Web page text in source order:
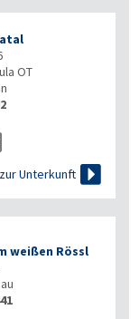
OT
zur Unterkunft 
weißen Rössl